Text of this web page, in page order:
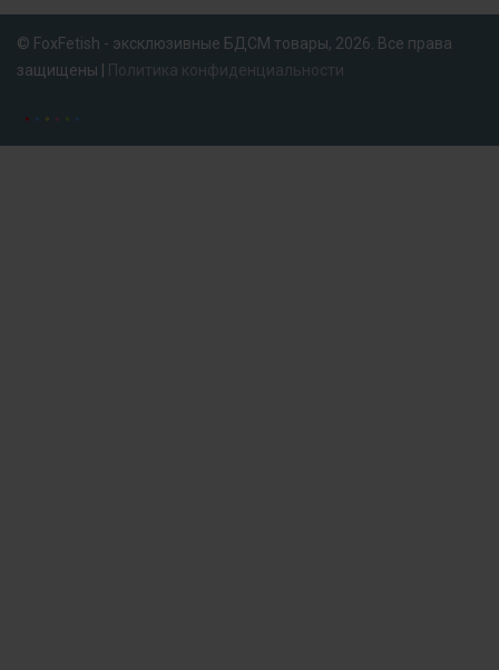
© FoxFetish - эксклюзивные БДСМ товары, 2026. Все права
защищены |
Политика конфиденциальности